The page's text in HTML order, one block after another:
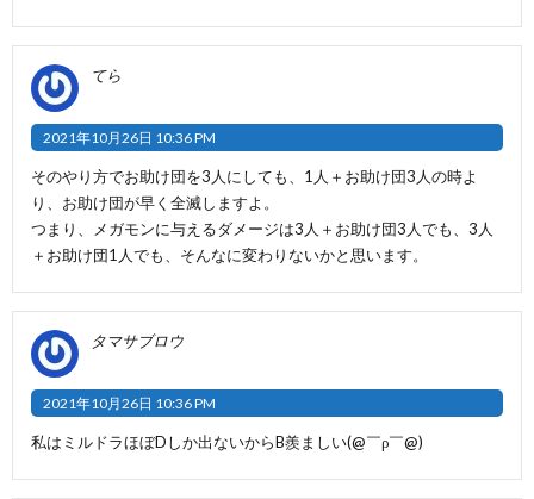
てら
2021年10月26日 10:36 PM
そのやり方でお助け団を3人にしても、1人＋お助け団3人の時よ
り、お助け団が早く全滅しますよ。
つまり、メガモンに与えるダメージは3人＋お助け団3人でも、3人
＋お助け団1人でも、そんなに変わりないかと思います。
タマサブロウ
2021年10月26日 10:36 PM
私はミルドラほぼDしか出ないからB羨ましい(@￣ρ￣@)